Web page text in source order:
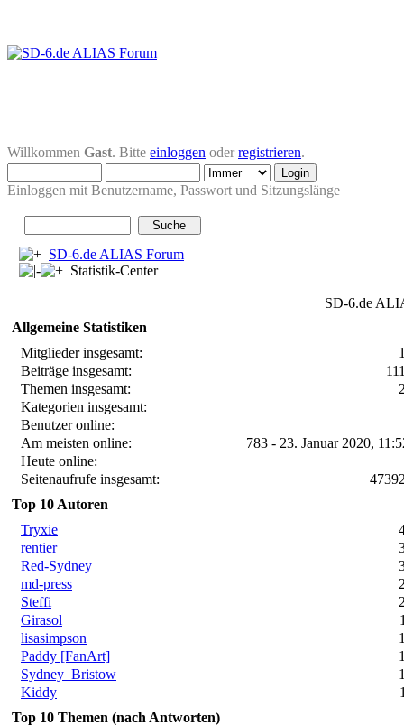
Willkommen Gast. Bitte einloggen oder registrieren.
Einloggen mit Benutzername, Passwort und Sitzungslänge
SD-6.de ALIAS Forum
Statistik-Center
SD-6.de
Allgemeine Statistiken
Mitglieder insgesamt:
Beiträge insgesamt:
Themen insgesamt:
Kategorien insgesamt:
Benutzer online:
Am meisten online:
783 - 23. Januar 2020,
Heute online:
Seitenaufrufe insgesamt:
Top 10 Autoren
Tryxie
rentier
Red-Sydney
md-press
Steffi
Girasol
lisasimpson
Paddy [FanArt]
Sydney_Bristow
Kiddy
Top 10 Themen (nach Antworten)